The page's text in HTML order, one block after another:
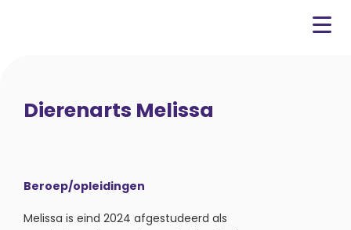
Dierenarts Melissa
Beroep/opleidingen
Melissa is eind 2024 afgestudeerd als